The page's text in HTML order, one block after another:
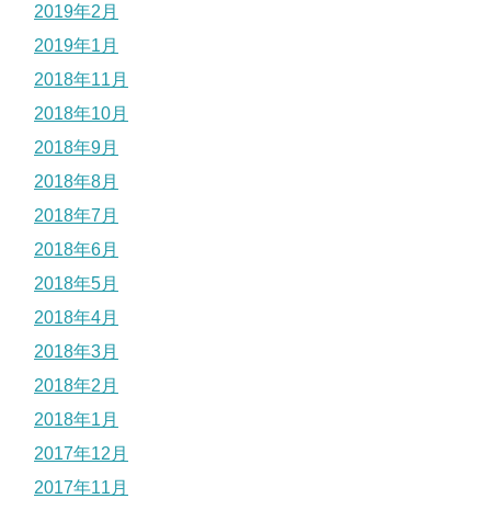
2019年2月
2019年1月
2018年11月
2018年10月
2018年9月
2018年8月
2018年7月
2018年6月
2018年5月
2018年4月
2018年3月
2018年2月
2018年1月
2017年12月
2017年11月